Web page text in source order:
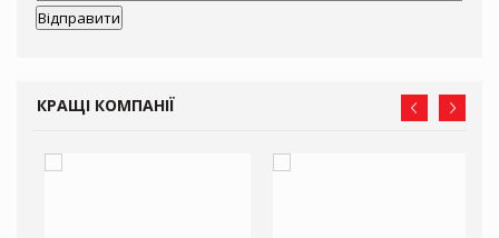
КРАЩІ КОМПАНІЇ